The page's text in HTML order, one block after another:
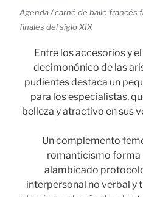
Agenda / carné de baile francés
finales del siglo XIX
Entre los accesorios y
decimonónico de las
pudientes destaca un
para los especialistas,
belleza y atractivo en sus
Un complemento
romanticismo forma
alambicado
interpersonal no verbal y